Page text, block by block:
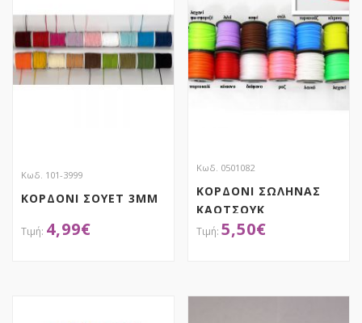
Κωδ. 101-3999
ΚΟΡΔΟΝΙ ΣΟΥΕΤ 3MM
4,99€
Κωδ. 0501082
ΚΟΡΔΟΝΙ ΣΩΛΗΝΑΣ
ΚΑΟΤΣΟΥΚ
5,50€